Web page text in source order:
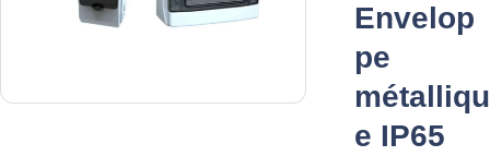
Envelop
pe
métalliqu
e IP65